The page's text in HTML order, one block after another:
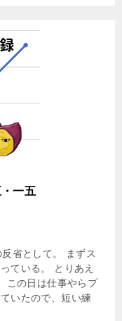
一五
省として。 まずス
ている。 とりあえ
この日は仕事やらプ
いたので、短い練